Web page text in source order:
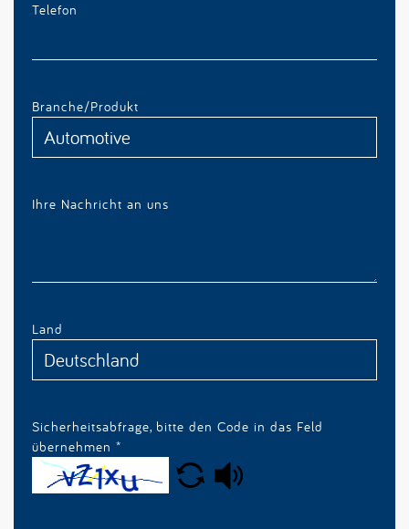
Telefon
Branche/Produkt
Ihre Nachricht an uns
Land
Sicherheitsabfrage, bitte den Code in das Feld
übernehmen *